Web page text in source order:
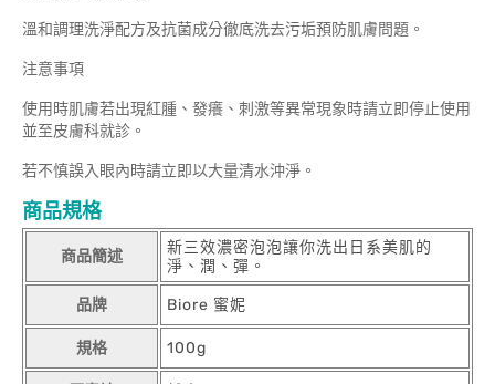
溫和調理洗淨配方及抗菌成分徹底洗去污垢預防肌膚問題。
注意事項
使用時肌膚若出現紅腫、發癢、刺激等異常現象時請立即停止使用
並至皮膚科就診。
若不慎誤入眼內時請立即以大量清水沖淨。
商品規格
商品簡述
新三效濃密泡泡讓你洗出日系美肌的
淨、潤、彈。
品牌 Biore 蜜妮
規格 100g